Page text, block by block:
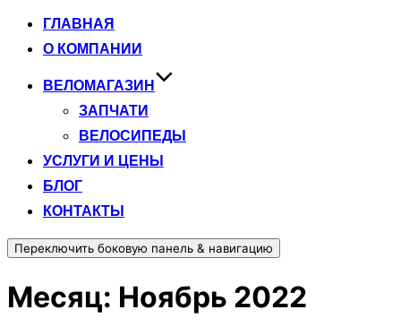
ГЛАВНАЯ
О КОМПАНИИ
ВЕЛОМАГАЗИН
ЗАПЧАТИ
ВЕЛОСИПЕДЫ
УСЛУГИ И ЦЕНЫ
БЛОГ
КОНТАКТЫ
Переключить боковую панель & навигацию
Месяц: Ноябрь 2022